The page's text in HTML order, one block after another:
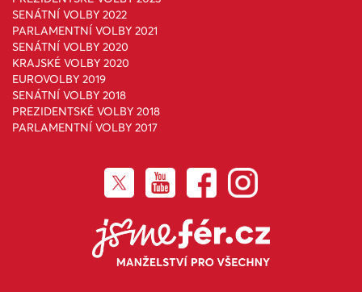
SENÁTNÍ VOLBY 2022
PARLAMENTNÍ VOLBY 2021
SENÁTNÍ VOLBY 2020
KRAJSKÉ VOLBY 2020
EUROVOLBY 2019
SENÁTNÍ VOLBY 2018
PREZIDENTSKÉ VOLBY 2018
PARLAMENTNÍ VOLBY 2017